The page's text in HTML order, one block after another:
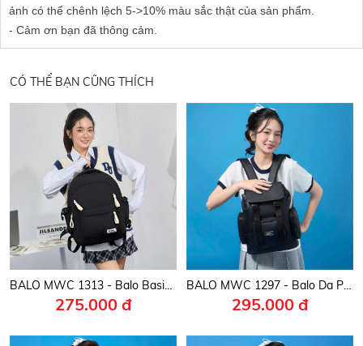
ảnh có thể chênh lệch 5->10% màu sắc thật của sản phẩm.
- Cảm ơn bạn đã thông cảm.
CÓ THỂ BẠN CŨNG THÍCH
BALO MWC 1313 - Balo Basic Nhiều Ngăn Khóa Kéo Cho Nam, Nữ Sinh Viên, Dân Văn Phòng Đựng Laptop, Tài Liệu Siêu Gọn Nhẹ.
275.000 đ
BALO MWC 1297 - Balo Da PU Cao Cấp Cá Tính, Đi Học, Đi Làm, Dã Ngoại Mang Đậm Phong Cách Hàn.
295.000 đ